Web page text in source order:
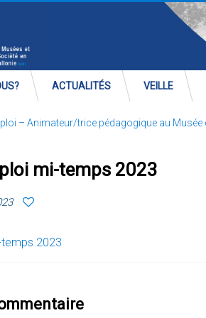
ACTUALITÉS VEILLE
– Animateur/trice pédagogique au Musée
mi-temps 2023
2023